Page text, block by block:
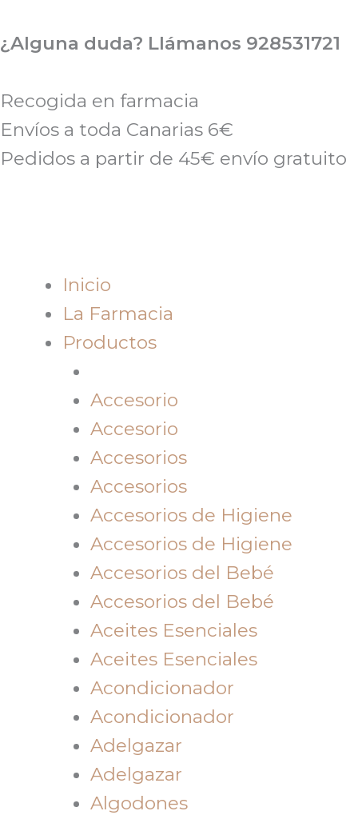
al
¿Alguna duda? Llámanos 928531721
Recogida en farmacia
Envíos a toda Canarias 6€
Pedidos a partir de 45€ envío gratuito
Inicio
La Farmacia
Productos
Accesorio
Accesorio
Accesorios
Accesorios
Accesorios de Higiene
Accesorios de Higiene
Accesorios del Bebé
Accesorios del Bebé
Aceites Esenciales
Aceites Esenciales
Acondicionador
Acondicionador
Adelgazar
Adelgazar
Algodones